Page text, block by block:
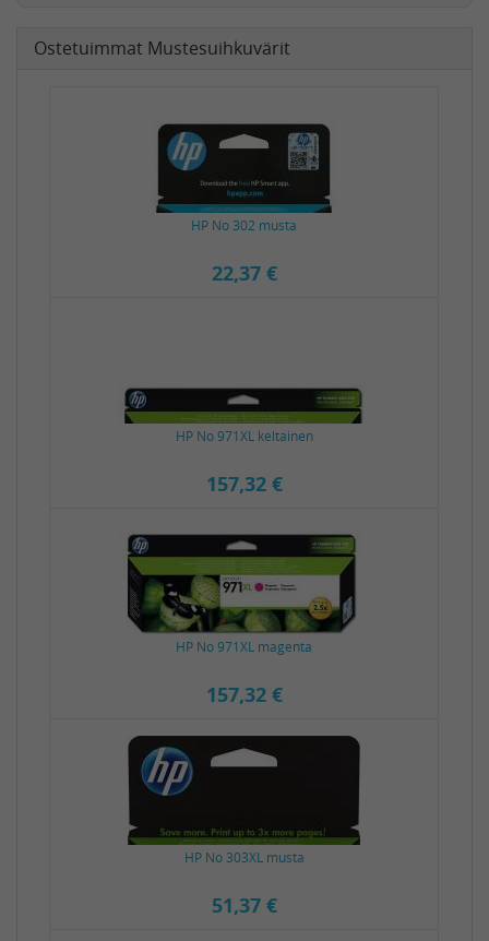
Ostetuimmat Mustesuihkuvärit
HP No 302 musta
22,37 €
HP No 971XL keltainen
157,32 €
HP No 971XL magenta
157,32 €
HP No 303XL musta
51,37 €